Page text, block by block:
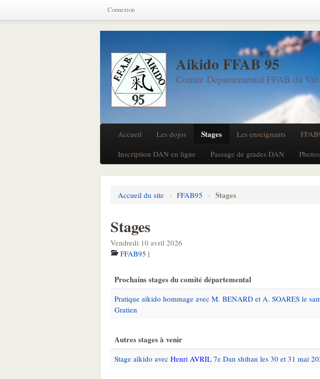
Aikido FFAB 95
Comité Départemental FFAB du
Accueil Les dojos Stages Les enseignants
Inscription DAN en ligne
Passage de grades DAN Photos
Accueil du site > FFAB95 > Stages
Stages
Vendredi 10 avril 2026
FFAB95 |
Prochains stages du comité départemental
Pratique aïkido hommage avec M. BENARD et A. SOARES le
Gratien
Autres stages à venir
Stage aïkido avec Henri AVRIL 7e Dan shihan les 30 et 31 mai
Connexion